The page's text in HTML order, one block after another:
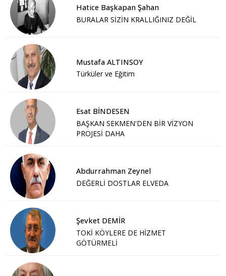
Hatice Başkapan Şahan
BURALAR SİZİN KRALLIĞINIZ DEĞİL
Mustafa ALTINSOY
Türküler ve Eğitim
Esat BİNDESEN
BAŞKAN SEKMEN'DEN BİR VİZYON
PROJESİ DAHA
Abdurrahman Zeynel
DEĞERLİ DOSTLAR ELVEDA
Şevket DEMİR
TOKİ KÖYLERE DE HİZMET
GÖTÜRMELİ